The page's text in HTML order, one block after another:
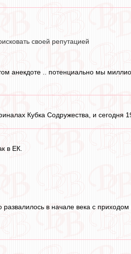
своей репутацией
анекдоте .. потенциально мы
Кубка Содружества, и сегодня
в ЕК.
в начале века с